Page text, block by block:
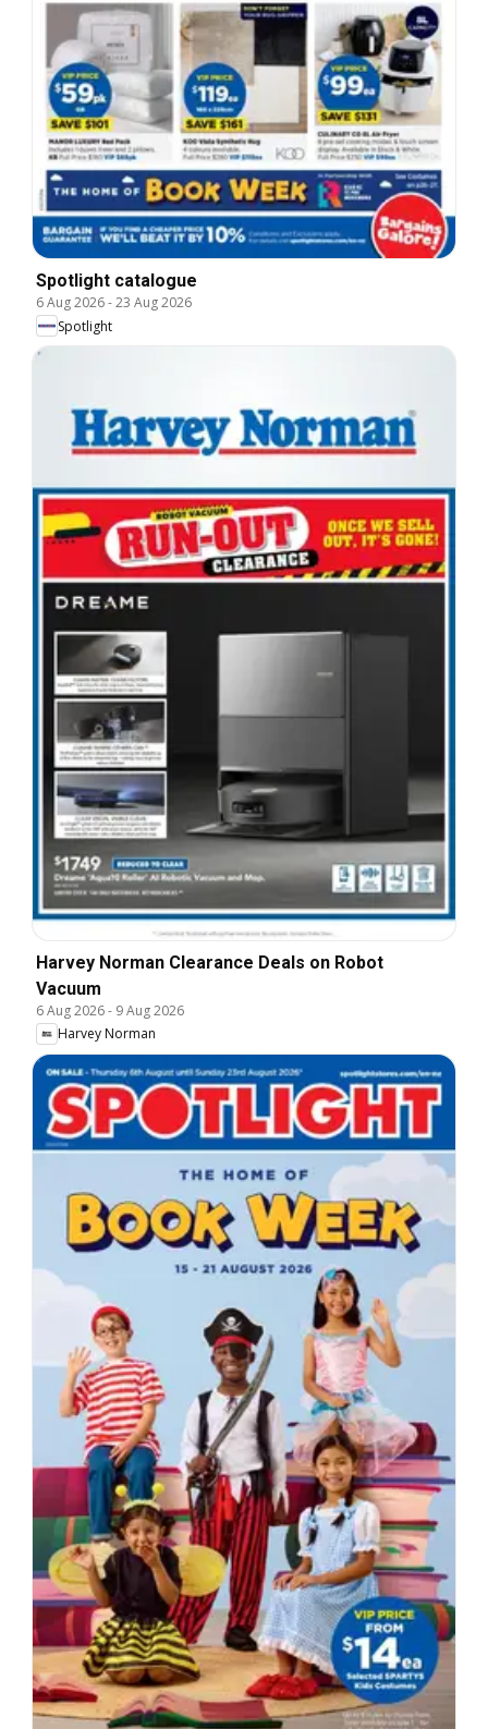
Spotlight catalogue
6 Aug 2026-23 Aug 2026
Spotlight
Harvey Norman Clearance Deals on Robot
Vacuum
6 Aug 2026- 9 Aug 2026
Harvey Norman